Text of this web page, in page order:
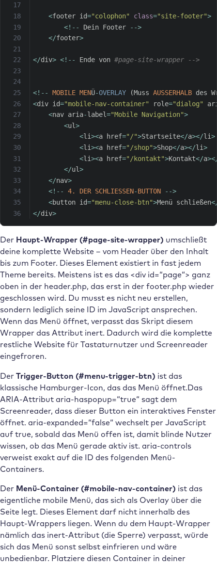
<footer id="colophon" class="site-footer">
<! -- Dein Footer -->
</footer>
</div> <! -- Ende von #page-site-wrapper -->
<! -- MOBILE MENÜ-OVERLAY (Muss AUSSERHALB des
<div id="mobile-nav-container" role="dialog"
<nav aria-label="Mobile Navigation">
<ul>
<li><a href="/">Startseite</a></li>
<li><a href="/shop">Shop</a></li>
<li><a href="/kontakt">Kontakt</a><
</ul>
</nav>
<! -- 4. DER SCHLIESSEN-BUTTON -->
<button id="menu-close-btn">Menü schließen<
</div>
Der Haupt-Wrapper (#page-site-wrapper) umschließt
deine komplette Website – vom Header über den Inhalt
bis zum Footer. Dieses Element existiert in fast jedem
Theme bereits. Meistens ist es das <div id=“page“> ganz
oben in der header.php, das erst in der footer.php wieder
geschlossen wird. Du musst es nicht neu erstellen,
sondern lediglich seine ID im JavaScript ansprechen.
Wenn das Menü öffnet, verpasst das Skript diesem
Wrapper das Attribut inert. Dadurch wird die komplette
restliche Website für Tastaturnutzer und Screenreader
eingefroren.
Der Trigger-Button (#menu-trigger-btn) ist das
klassische Hamburger-Icon, das das Menü öffnet.Das
ARIA-Attribut aria-haspopup=“true“ sagt dem
Screenreader, dass dieser Button ein interaktives Fenster
öffnet. aria-expanded=“false“ wechselt per JavaScript
auf true, sobald das Menü offen ist, damit blinde Nutzer
wissen, ob das Menü gerade aktiv ist. aria-controls
verweist exakt auf die ID des folgenden Menü-
Containers.
Der Menü-Container (#mobile-nav-container) ist das
eigentliche mobile Menü, das sich als Overlay über die
Seite legt. Dieses Element darf nicht innerhalb des
Haupt-Wrappers liegen. Wenn du dem Haupt-Wrapper
nämlich das inert-Attribut (die Sperre) verpasst, würde
sich das Menü sonst selbst einfrieren und wäre
unbedienbar. Platziere diesen Container in deiner